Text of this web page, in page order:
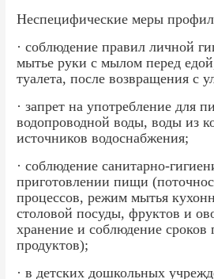
Неспецифические меры
· соблюдение правил личной
мытье руки с мылом перед
туалета, после возвращения с
· запрет на употребление для
водопроводной воды, воды из
источников водоснабжения;
· соблюдение санитарно-
приготовлении пищи
процессов, режим мытья
столовой посуды, фруктов и
хранение и соблюдение
продуктов);
· в детских дошкольных